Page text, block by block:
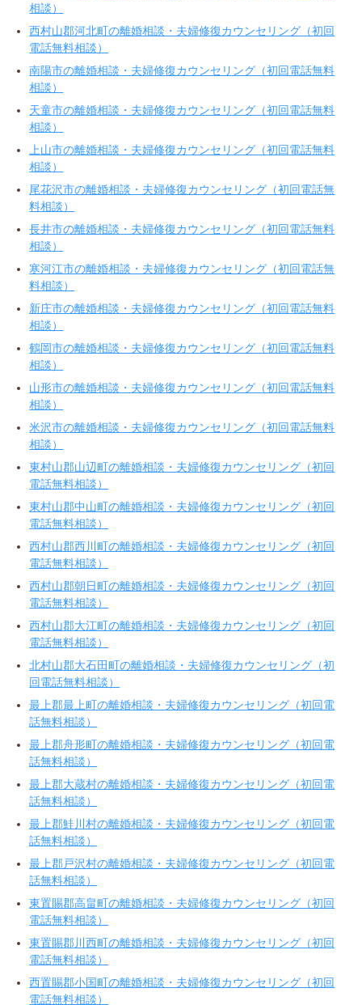
相談）
西村山郡河北町の離婚相談・夫婦修復カウンセリング（初回
電話無料相談）
南陽市の離婚相談・夫婦修復カウンセリング（初回電話無料
相談）
天童市の離婚相談・夫婦修復カウンセリング（初回電話無料
相談）
上山市の離婚相談・夫婦修復カウンセリング（初回電話無料
相談）
尾花沢市の離婚相談・夫婦修復カウンセリング（初回電話無
料相談）
長井市の離婚相談・夫婦修復カウンセリング（初回電話無料
相談）
寒河江市の離婚相談・夫婦修復カウンセリング（初回電話無
料相談）
新庄市の離婚相談・夫婦修復カウンセリング（初回電話無料
相談）
鶴岡市の離婚相談・夫婦修復カウンセリング（初回電話無料
相談）
山形市の離婚相談・夫婦修復カウンセリング（初回電話無料
相談）
米沢市の離婚相談・夫婦修復カウンセリング（初回電話無料
相談）
東村山郡山辺町の離婚相談・夫婦修復カウンセリング（初回
電話無料相談）
東村山郡中山町の離婚相談・夫婦修復カウンセリング（初回
電話無料相談）
西村山郡西川町の離婚相談・夫婦修復カウンセリング（初回
電話無料相談）
西村山郡朝日町の離婚相談・夫婦修復カウンセリング（初回
電話無料相談）
西村山郡大江町の離婚相談・夫婦修復カウンセリング（初回
電話無料相談）
北村山郡大石田町の離婚相談・夫婦修復カウンセリング（初
回電話無料相談）
最上郡最上町の離婚相談・夫婦修復カウンセリング（初回電
話無料相談）
最上郡舟形町の離婚相談・夫婦修復カウンセリング（初回電
話無料相談）
最上郡大蔵村の離婚相談・夫婦修復カウンセリング（初回電
話無料相談）
最上郡鮭川村の離婚相談・夫婦修復カウンセリング（初回電
話無料相談）
最上郡戸沢村の離婚相談・夫婦修復カウンセリング（初回電
話無料相談）
東置賜郡高畠町の離婚相談・夫婦修復カウンセリング（初回
電話無料相談）
東置賜郡川西町の離婚相談・夫婦修復カウンセリング（初回
電話無料相談）
西置賜郡小国町の離婚相談・夫婦修復カウンセリング（初回
電話無料相談）